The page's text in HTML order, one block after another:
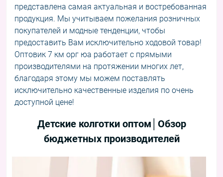
представлена самая актуальная и востребованная
продукция. Мы учитываем пожелания розничных
покупателей и модные тенденции, чтобы
предоставить Вам исключительно ходовой товар!
Оптовик 7 км орг юа работает с прямыми
производителями на протяжении многих лет,
благодаря этому мы можем поставлять
исключительно качественные изделия по очень
доступной цене!
Детские колготки оптом│Обзор
бюджетных производителей